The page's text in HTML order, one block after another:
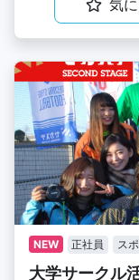
気
NEW 正社員 ス
大学サークル